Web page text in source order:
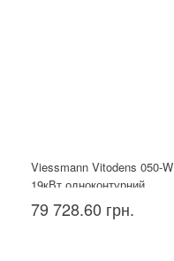
Viessmann Vitodens 050-W
19кВт одноконтурний
79 728.60 грн.